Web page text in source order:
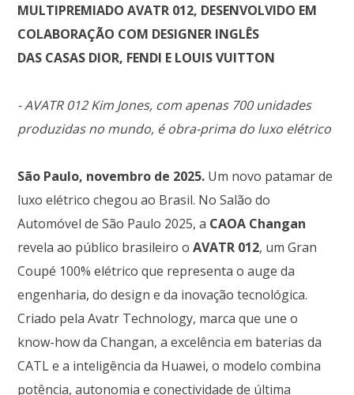
MULTIPREMIADO AVATR 012, DESENVOLVIDO EM
COLABORAÇÃO COM DESIGNER INGLÊS
DAS CASAS DIOR, FENDI E LOUIS VUITTON
- AVATR 012 Kim Jones, com apenas 700 unidades
produzidas no mundo, é obra-prima do luxo elétrico
São Paulo, novembro de 2025. Um novo patamar de
luxo elétrico chegou ao Brasil. No Salão do
Automóvel de São Paulo 2025, a CAOA Changan
revela ao público brasileiro oAVATR 012, um Gran
Coupé 100% elétrico que representa o auge da
engenharia, do design e da inovação tecnológica.
Criado pela Avatr Technology, marca que une o
know-how da Changan, a excelência em baterias da
CATL e a inteligência da Huawei, o modelo combina
potência, autonomia e conectividade de última